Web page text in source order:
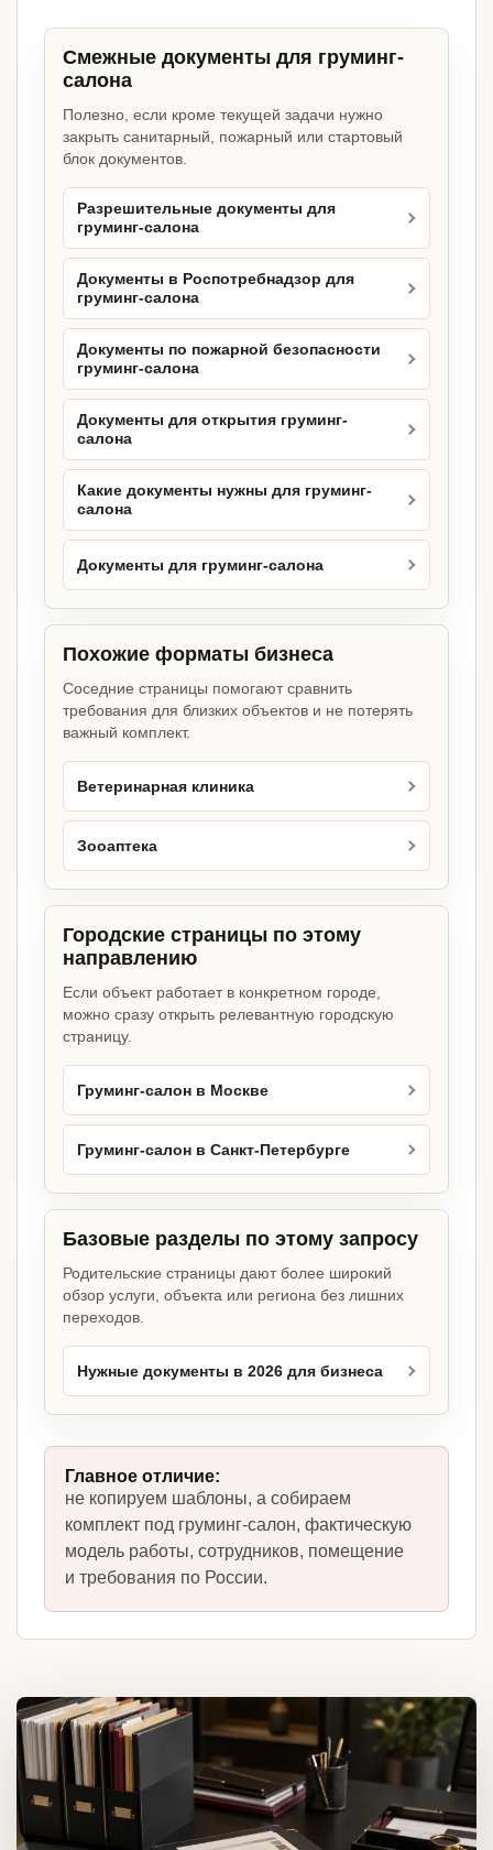
Смежные документы для груминг-
салона
Полезно, если кроме текущей задачи нужно
закрыть санитарный, пожарный или стартовый
блок документов.
Разрешительные документы для
груминг-салона
Документы в Роспотребнадзор для
груминг-салона
Документы по пожарной безопасности
груминг-салона
Документы для открытия груминг-
салона
Какие документы нужны для груминг-
салона
Документы для груминг-салона
Похожие форматы бизнеса
Соседние страницы помогают сравнить
требования для близких объектов и не потерять
важный комплект.
Ветеринарная клиника
Зооаптека
Городские страницы по этому
направлению
Если объект работает в конкретном городе,
можно сразу открыть релевантную городскую
страницу.
Груминг-салон в Москве
Груминг-салон в Санкт-Петербурге
Базовые разделы по этому запросу
Родительские страницы дают более широкий
обзор услуги, объекта или региона без лишних
переходов.
Нужные документы в 2026 для бизнеса
Главное отличие:
не копируем шаблоны, а собираем
комплект под груминг-салон, фактическую
модель работы, сотрудников, помещение
и требования по России.